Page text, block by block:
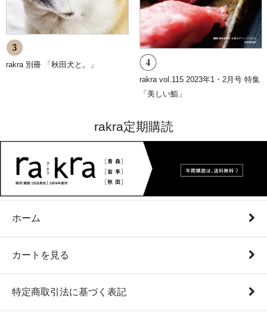
rakra 別冊 「秋田犬と。」
rakra vol.115 2023年1・2月号 特集
「美しい鮨」
rakra定期購読
ホーム
カートを見る
特定商取引法に基づく表記